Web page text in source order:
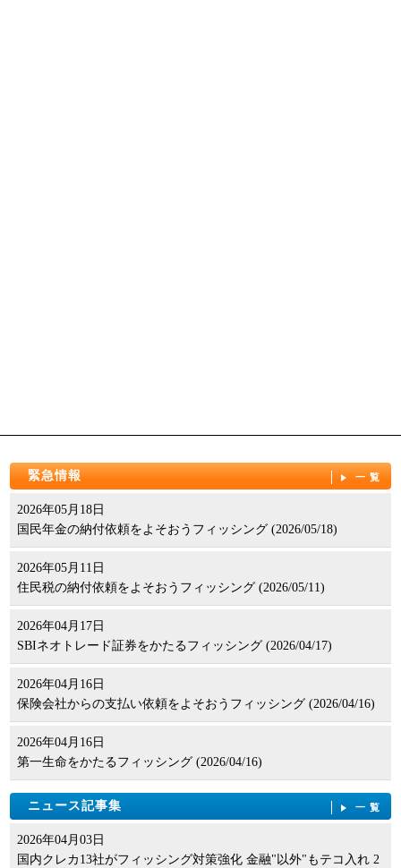
緊急情報 一覧
2026年05月18日
国民年金の納付依頼をよそおうフィッシング (2026/05/18)
2026年05月11日
住民税の納付依頼をよそおうフィッシング (2026/05/11)
2026年04月17日
SBIネオトレード証券をかたるフィッシング (2026/04/17)
2026年04月16日
保険会社からの支払い依頼をよそおうフィッシング (2026/04/16)
2026年04月16日
第一生命をかたるフィッシング (2026/04/16)
ニュース記事集 一覧
2026年04月03日
国内クレカ13社がフィッシング対策強化 金融"以外"もテコ入れ 2